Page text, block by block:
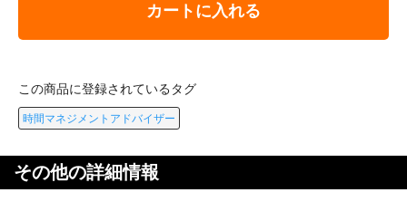
カートに入れる
この商品に登録されているタグ
時間マネジメントアドバイザー
その他の詳細情報